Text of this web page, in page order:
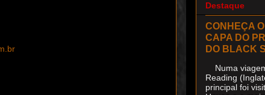
Destaque
CONHEÇA
CAPA DO
DO BLACK
Numa
Reading
principal foi